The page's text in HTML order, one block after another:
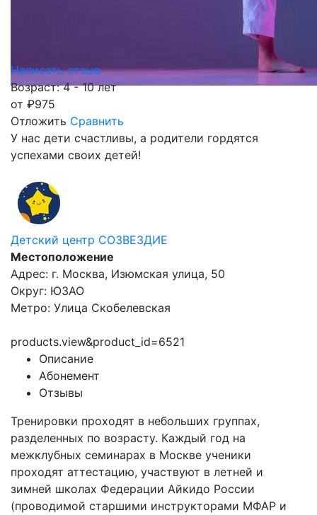
Написать отзыв
Возраст: 4 - 10 лет
от ₽975
Отложить Сравнить
У нас дети счастливы, а родители гордятся
успехами своих детей!
Детский центр СОЗВЕЗДИЕ
Местоположение
Адрес: г. Москва, Изюмская улица, 50
Округ: ЮЗАО
Метро: Улица Скобелевская
products.view&product_id=6521
Описание
Абонемент
Отзывы
Тренировки проходят в небольших группах,
разделенных по возрасту. Каждый год на
межклубных семинарах в Москве ученики
проходят аттестацию, участвуют в летней и
зимней школах Федерации Айкидо России
(проводимой старшими инструкторами МФАР и